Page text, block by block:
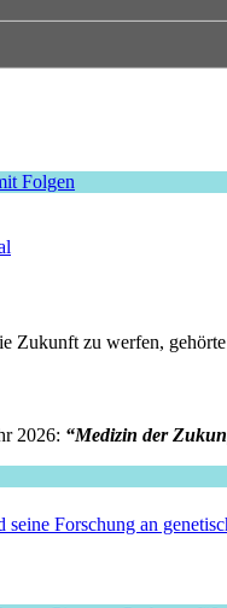
Zukunft zu werfen,
2026: “Medizin der
Forschung an